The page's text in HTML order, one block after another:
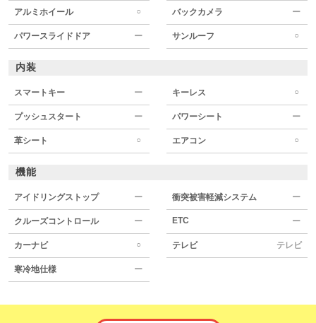
アルミホイール ○ バックカメラ ー
パワースライドドア ー サンルーフ ○
内装
スマートキー ー キーレス ○
プッシュスタート ー パワーシート ー
革シート ○ エアコン ○
機能
アイドリングストップ ー 衝突被害軽減システム ー
クルーズコントロール ー ETC ー
カーナビ ○ テレビ テレビ
寒冷地仕様 ー